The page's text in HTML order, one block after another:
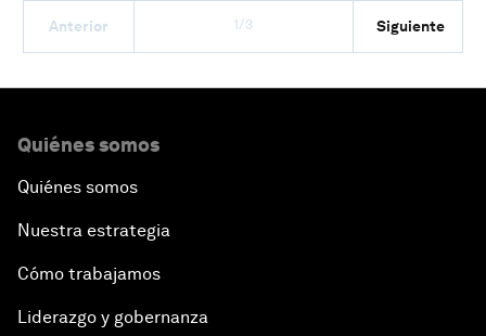
Anterior 1/3 Siguiente
Quiénes somos
Quiénes somos
Nuestra estrategia
Cómo trabajamos
Liderazgo y gobernanza